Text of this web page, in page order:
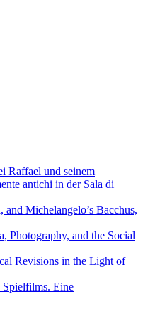
Raffael und seinem
antichi in der Sala di
Michelangelo’s Bacchus,
Photography, and the Social
Revisions in the Light of
Spielfilms. Eine